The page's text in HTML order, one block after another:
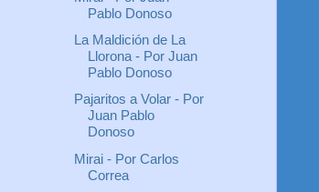
Pablo Donoso
La Maldición de La
Llorona - Por Juan
Pablo Donoso
Pajaritos a Volar - Por
Juan Pablo
Donoso
Mirai - Por Carlos
Correa